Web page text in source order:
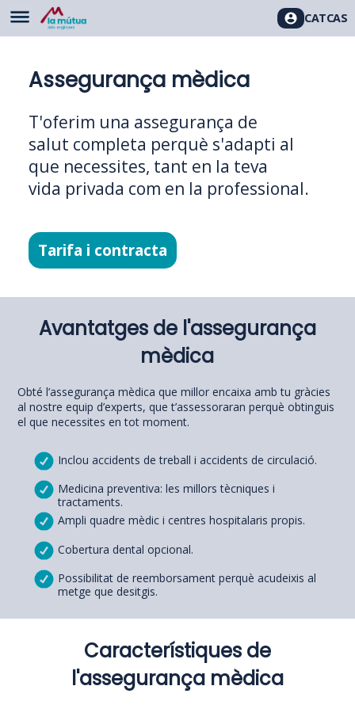
CATCAS
Assegurança mèdica
T'oferim una assegurança de
salut completa perquè s'adapti al
que necessites, tant en la teva
vida privada com en la professional.
Tarifa i contracta
Avantatges de l'assegurança
mèdica
Obté l’assegurança mèdica que millor encaixa amb tu gràcies
al nostre equip d’experts, que t’assessoraran perquè obtinguis
el que necessites en tot moment.
Inclou accidents de treball i accidents de circulació.
Medicina preventiva: les millors tècniques i
tractaments.
Ampli quadre mèdic i centres hospitalaris propis.
Cobertura dental opcional.
Possibilitat de reemborsament perquè acudeixis al
metge que desitgis.
Característiques de
l'assegurança mèdica